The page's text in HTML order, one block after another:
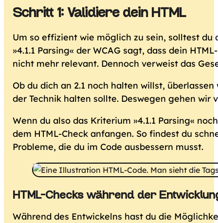
Schritt 1: Validiere dein HTML
Um so effizient wie möglich zu sein, solltest
»4.1.1 Parsing« der WCAG sagt, dass dein
nicht mehr relevant. Dennoch verweist das
Ob du dich an 2.1 noch halten willst,
der Technik halten sollte. Deswegen gehen wir
Wenn du also das Kriterium »4.1.1 Parsing«
dem HTML-Check anfangen. So findest du
Probleme, die du im Code ausbessern musst.
HTML-Checks während der
Während des Entwickelns hast du die